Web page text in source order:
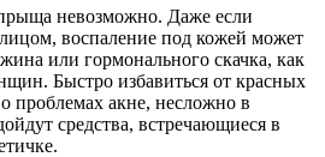
невозможно. Даже если
воспаление под кожей может
или гормонального скачка, как
Быстро избавиться от красных
проблемах акне, несложно в
средства, встречающиеся в